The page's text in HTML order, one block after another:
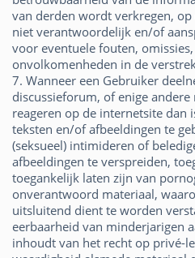
van derden wordt verkregen,
niet verantwoordelijk en/of
voor eventuele fouten,
onvolkomenheden in de
7. Wanneer een Gebruiker
discussieforum, of enige
reageren op de internetsite dan
teksten en/of afbeeldingen te
(seksueel) intimideren of
afbeeldingen te verspreiden,
toegankelijk laten zijn van
onverantwoord materiaal,
uitsluitend dient te worden
eerbaarheid van minderjarigen
inhoudt van het recht op privé-